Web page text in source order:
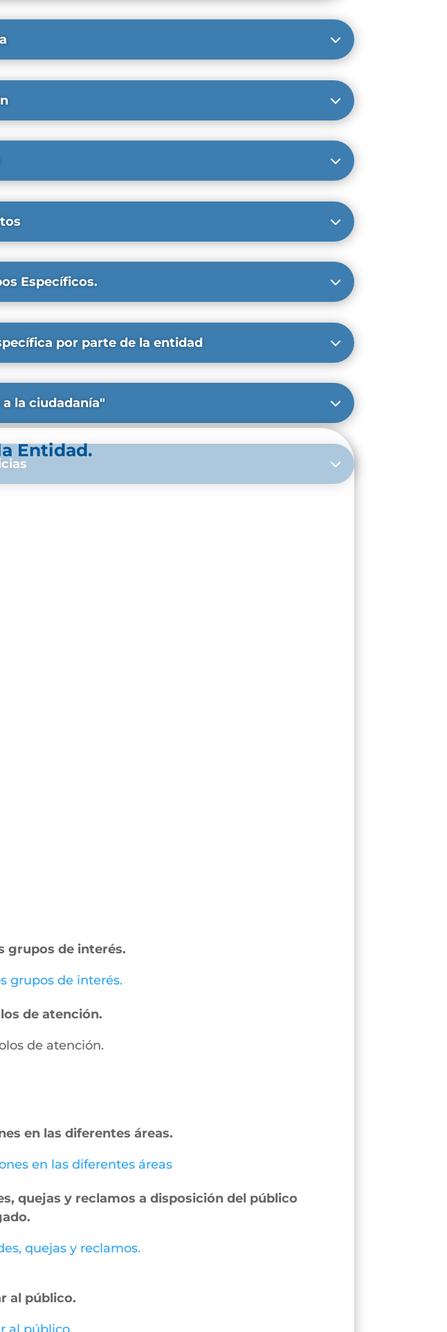
Específicos.
por parte de la entidad
la ciudadanía"
Entidad.
grupos de interés.
grupos de interés.
de atención.
de atención.
en las diferentes áreas.
en las diferentes áreas
quejas y reclamos a disposición del público
quejas y reclamos.
al público.